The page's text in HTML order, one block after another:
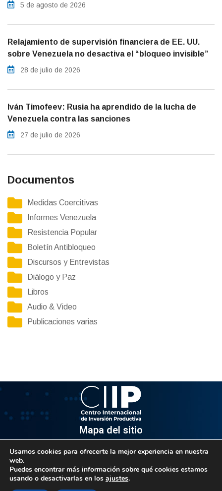
5 de agosto de 2026
Relajamiento de supervisión financiera de EE. UU.
sobre Venezuela no desactiva el “bloqueo invisible”
28 de julio de 2026
Iván Timofeev: Rusia ha aprendido de la lucha de
Venezuela contra las sanciones
27 de julio de 2026
Documentos
Medidas Coercitivas
Informes Venezuela
Resistencia Popular
Boletín Antibloqueo
Discursos y Entrevistas
Diálogo y Paz
Libros
Audio & Video
Publicaciones varias
Mapa del sitio
Av. Venezuela, Edif. Epsilon Piso 3, Oficina 3-2, Sector el
Rosal, Chacao.
Usamos cookies para ofrecerte la mejor experiencia en nuestra
web.
Puedes encontrar más información sobre qué cookies estamos
usando o desactivarlas en los ajustes.